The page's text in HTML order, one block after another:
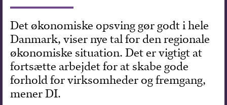
Det økonomiske opsving gør godt i hele
Danmark, viser nye tal for den regionale
økonomiske situation. Det er vigtigt at
fortsætte arbejdet for at skabe gode
forhold for virksomheder og fremgang,
mener DI.